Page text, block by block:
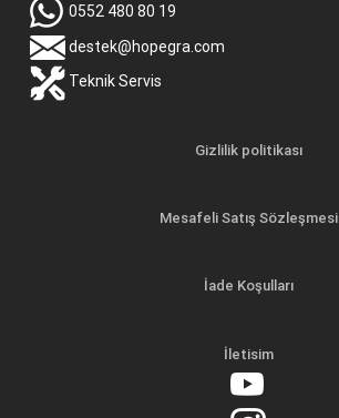
0552 480 80 19
destek@hopegra.com
Teknik Servis
Gizlilik politikası
Mesafeli Satış Sözleşmesi
İade Koşulları
İletisim